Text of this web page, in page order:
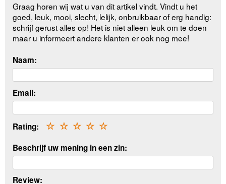
Graag horen wij wat u van dit artikel vindt. Vindt u het
goed, leuk, mooi, slecht, lelijk, onbruikbaar of erg handig:
schrijf gerust alles op! Het is niet alleen leuk om te doen
maar u informeert andere klanten er ook nog mee!
Naam:
Email:
Rating: ☆
☆
☆
☆
☆
Beschrijf uw mening in een zin:
Review: